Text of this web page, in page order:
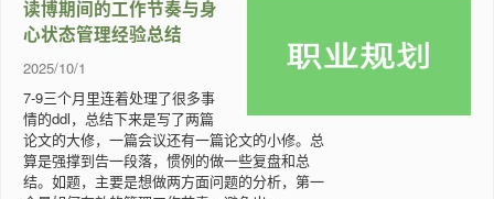
读博期间的工作节奏与身
心状态管理经验总结
2025/10/1
7-9三个月里连着处理了很多事
情的ddl，总结下来是写了两篇
论文的大修，一篇会议还有一篇论文的小修。总
算是强撑到告一段落，惯例的做一些复盘和总
结。如题，主要是想做两方面问题的分析，第一